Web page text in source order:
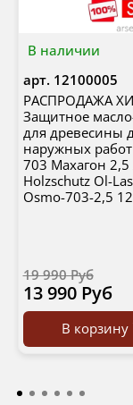
В наличии
арт. 12100005
РАСПРОДАЖА
Защитное
для древесины
наружных работ
703 Махагон 2,5
Holzschutz Ol-
Osmo-703-2,5
19 990 Руб
13 990 Руб
В корзину